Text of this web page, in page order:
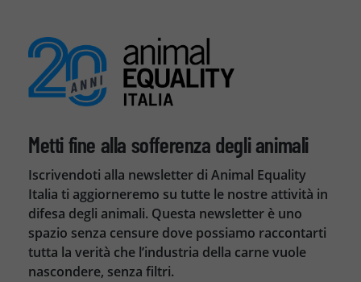
Metti fine alla sofferenza degli animali
Iscrivendoti alla newsletter di Animal Equality
Italia ti aggiorneremo su tutte le nostre attività in
difesa degli animali. Questa newsletter è uno
spazio senza censure dove possiamo raccontarti
tutta la verità che l’industria della carne vuole
nascondere, senza filtri.